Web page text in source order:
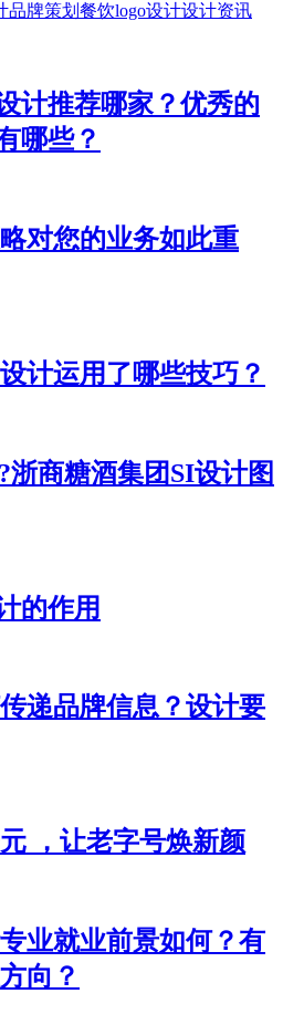
品牌策划 餐饮logo设计设计资讯
计推荐哪家？优秀的
哪些？
对您的业务如此重
计运用了哪些技巧？
浙商糖酒集团SI设计图
的作用
递品牌信息？设计要
，让老字号焕新颜
业就业前景如何？有
向？